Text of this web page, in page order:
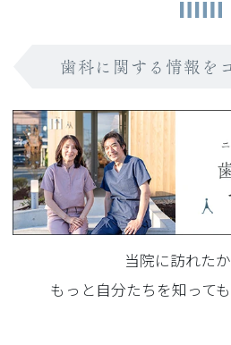
歯科に関する情報を
当院に訪れた
もっと自分たちを知って